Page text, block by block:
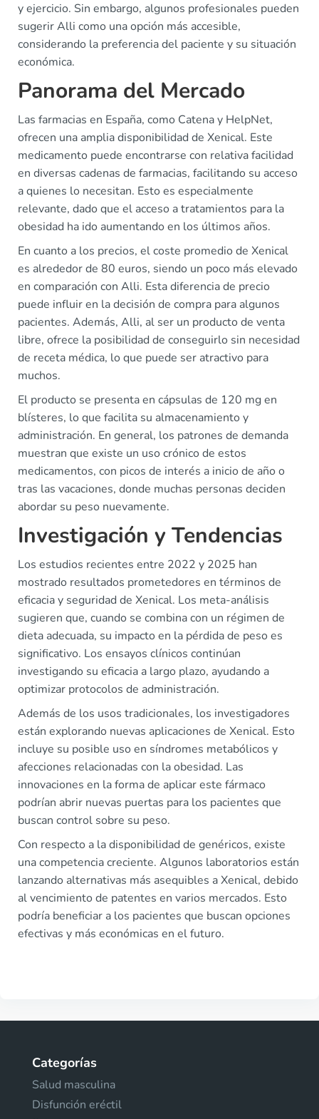
y ejercicio. Sin embargo, algunos profesionales pueden
sugerir Alli como una opción más accesible,
considerando la preferencia del paciente y su situación
económica.
Panorama del Mercado
Las farmacias en España, como Catena y HelpNet,
ofrecen una amplia disponibilidad de Xenical. Este
medicamento puede encontrarse con relativa facilidad
en diversas cadenas de farmacias, facilitando su acceso
a quienes lo necesitan. Esto es especialmente
relevante, dado que el acceso a tratamientos para la
obesidad ha ido aumentando en los últimos años.
En cuanto a los precios, el coste promedio de Xenical
es alrededor de 80 euros, siendo un poco más elevado
en comparación con Alli. Esta diferencia de precio
puede influir en la decisión de compra para algunos
pacientes. Además, Alli, al ser un producto de venta
libre, ofrece la posibilidad de conseguirlo sin necesidad
de receta médica, lo que puede ser atractivo para
muchos.
El producto se presenta en cápsulas de 120 mg en
blísteres, lo que facilita su almacenamiento y
administración. En general, los patrones de demanda
muestran que existe un uso crónico de estos
medicamentos, con picos de interés a inicio de año o
tras las vacaciones, donde muchas personas deciden
abordar su peso nuevamente.
Investigación y Tendencias
Los estudios recientes entre 2022 y 2025 han
mostrado resultados prometedores en términos de
eficacia y seguridad de Xenical. Los meta-análisis
sugieren que, cuando se combina con un régimen de
dieta adecuada, su impacto en la pérdida de peso es
significativo. Los ensayos clínicos continúan
investigando su eficacia a largo plazo, ayudando a
optimizar protocolos de administración.
Además de los usos tradicionales, los investigadores
están explorando nuevas aplicaciones de Xenical. Esto
incluye su posible uso en síndromes metabólicos y
afecciones relacionadas con la obesidad. Las
innovaciones en la forma de aplicar este fármaco
podrían abrir nuevas puertas para los pacientes que
buscan control sobre su peso.
Con respecto a la disponibilidad de genéricos, existe
una competencia creciente. Algunos laboratorios están
lanzando alternativas más asequibles a Xenical, debido
al vencimiento de patentes en varios mercados. Esto
podría beneficiar a los pacientes que buscan opciones
efectivas y más económicas en el futuro.
Categorías
Salud masculina
Disfunción eréctil